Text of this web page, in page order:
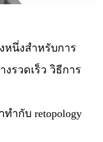
หนึ่งสำหรับการ
รวดเร็ว วิธีการ
ำกับ retopology